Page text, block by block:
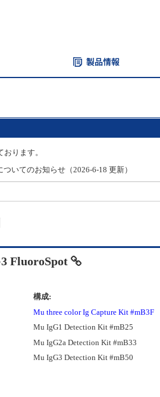
ります。
いてのお知らせ（2026-6-18 更新）
FluoroSpot
構成:
Mu three color Ig Capture Kit #mB3F
Mu IgG1 Detection Kit #mB25
Mu IgG2a Detection Kit #mB33
Mu IgG3 Detection Kit #mB50